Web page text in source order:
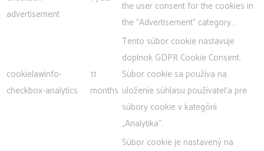
advertisement
the user consent for the cookies in
the "Advertisement" category .
cookielawinfo-
checkbox-analytics
11
months
Tento súbor cookie nastavuje
doplnok GDPR Cookie Consent.
Súbor cookie sa používa na
uloženie súhlasu používateľa pre
súbory cookie v kategórii
„Analytika“.
Súbor cookie je nastavený na